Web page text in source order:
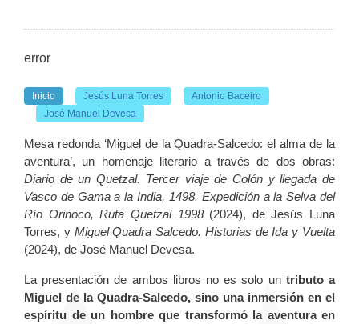
error
Inicio Jesús Luna Torres
Antonio Baceiro
José Manuel Devesa
Mesa redonda ‘Miguel de la Quadra-Salcedo: el alma de la
aventura’, un homenaje literario a través de dos obras:
Diario de un Quetzal. Tercer viaje de Colón y llegada de
Vasco de Gama a la India, 1498. Expedición a la Selva del
Río Orinoco, Ruta Quetzal 1998(2024), de Jesús Luna
Torres, yMiguel Quadra Salcedo. Historias de Ida y Vuelta
(2024), de José Manuel Devesa.
La presentación de ambos libros no es solo un tributo a
Miguel de la Quadra-Salcedo, sino una inmersión en el
espíritu de un hombre que transformó la aventura en